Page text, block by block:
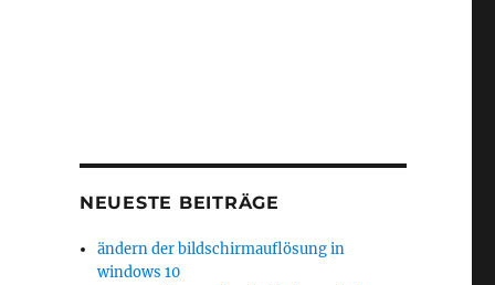
NEUESTE BEITRÄGE
ändern der bildschirmauflösung in
windows 10